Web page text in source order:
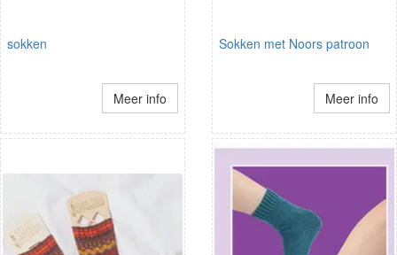
sokken
Meer info
Sokken met Noors patroon
Meer info